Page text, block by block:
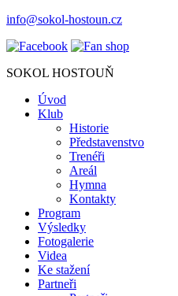
info@sokol-hostoun.cz
SOKOL HOSTOUŇ
Úvod
Klub
Historie
Představenstvo
Trenéři
Areál
Hymna
Kontakty
Program
Výsledky
Fotogalerie
Videa
Ke stažení
Partneři